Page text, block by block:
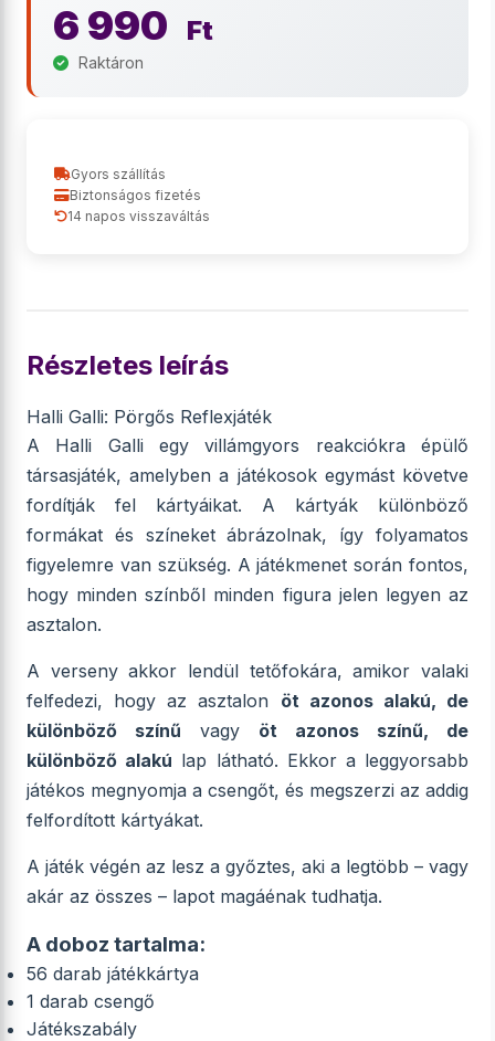
6 990 Ft
Raktáron
Gyors szállítás
Biztonságos fizetés
14 napos visszaváltás
Részletes leírás
Halli Galli: Pörgős Reflexjáték
A Halli Galli egy villámgyors reakciókra épülő
társasjáték, amelyben a játékosok egymást követve
fordítják fel kártyáikat. A kártyák különböző
formákat és színeket ábrázolnak, így folyamatos
figyelemre van szükség. A játékmenet során fontos,
hogy minden színből minden figura jelen legyen az
asztalon.
A verseny akkor lendül tetőfokára, amikor valaki
felfedezi, hogy az asztalon öt azonos alakú, de
különböző színű vagy öt azonos színű, de
különböző alakú lap látható. Ekkor a leggyorsabb
játékos megnyomja a csengőt, és megszerzi az addig
felfordított kártyákat.
A játék végén az lesz a győztes, aki a legtöbb – vagy
akár az összes – lapot magáénak tudhatja.
A doboz tartalma:
56 darab játékkártya
1 darab csengő
Játékszabály